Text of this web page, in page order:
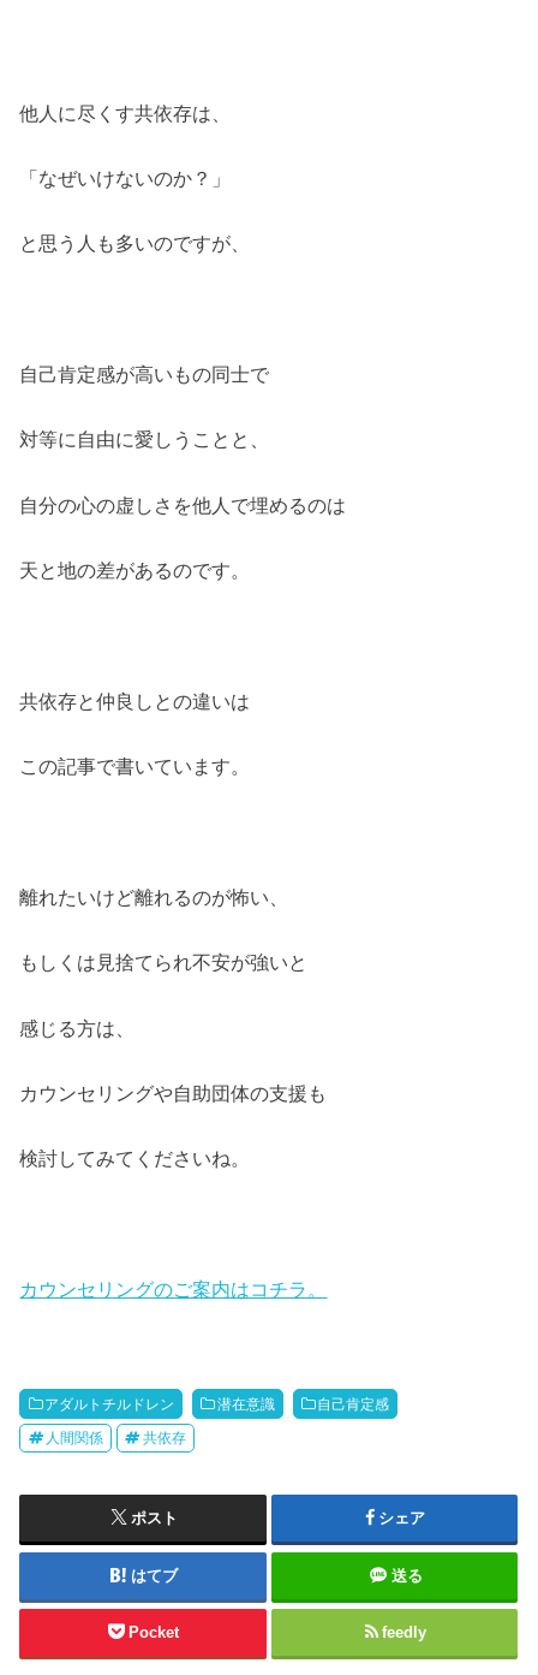
他人に尽くす共依存は、
「なぜいけないのか？」
と思う人も多いのですが、
自己肯定感が高いもの同士で
対等に自由に愛しうことと、
自分の心の虚しさを他人で埋めるのは
天と地の差があるのです。
共依存と仲良しとの違いは
この記事で書いています。
離れたいけど離れるのが怖い、
もしくは見捨てられ不安が強いと
感じる方は、
カウンセリングや自助団体の支援も
検討してみてくださいね。
カウンセリングのご案内はコチラ。
アダルトチルドレン 潜在意識 自己肯定感
人間関係 共依存
ポスト シェア
はてブ 送る
Pocket feedly